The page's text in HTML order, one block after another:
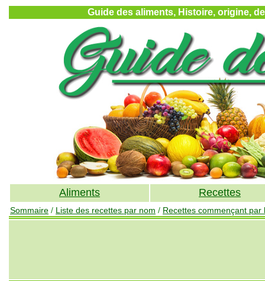
Guide des aliments, Histoire, origine,
Aliments Recettes
Sommaire / Liste des recettes par nom / Recettes commençant par